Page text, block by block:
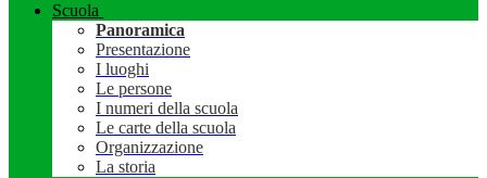
Scuola
Panoramica
Presentazione
I luoghi
Le persone
I numeri della scuola
Le carte della scuola
Organizzazione
La storia